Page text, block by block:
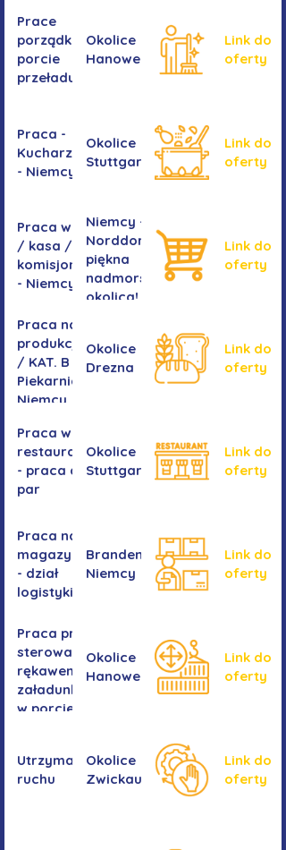
okiennych
Prace
porządkowe w
porcie
przeładunkowym
Okolice
Hanoweru
Link do
oferty
Praca -
Kucharz/kucharka
- Niemcy
Okolice
Stuttgartu
Link do
oferty
Praca w sklepie
/ kasa /
komisjonowanie
- Niemcy
Niemcy -
Norddorf -
piękna
nadmorska
okolica!
Link do
oferty
Praca na
produkcji
/ KAT. B -
Piekarnia
Niemcy
Okolice
Drezna
Link do
oferty
Praca w
restauracji
- praca dla
par
Okolice
Stuttgartu
Link do
oferty
Praca na
magazynie
- dział
logistyki
Brandenburgia,
Niemcy
Link do
oferty
Praca przy
sterowaniu
rękawem
załadunkowym
w porcie
Okolice
Hanower
Link do
oferty
Utrzymanie
ruchu
Okolice
Zwickau
Link do
oferty